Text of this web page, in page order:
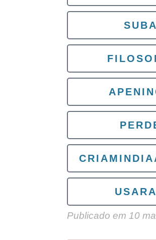
SUBA
Publicado em 10